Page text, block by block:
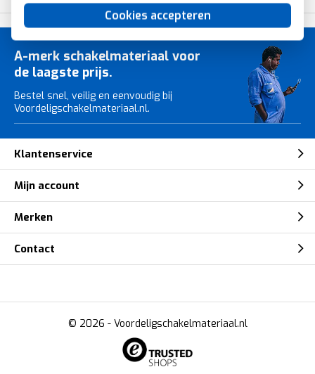
Cookies accepteren
A-merk schakelmateriaal voor
de laagste prijs.
Bestel snel, veilig en eenvoudig bij
Voordeligschakelmateriaal.nl.
Klantenservice
Mijn account
Merken
Contact
© 2026 - Voordeligschakelmateriaal.nl